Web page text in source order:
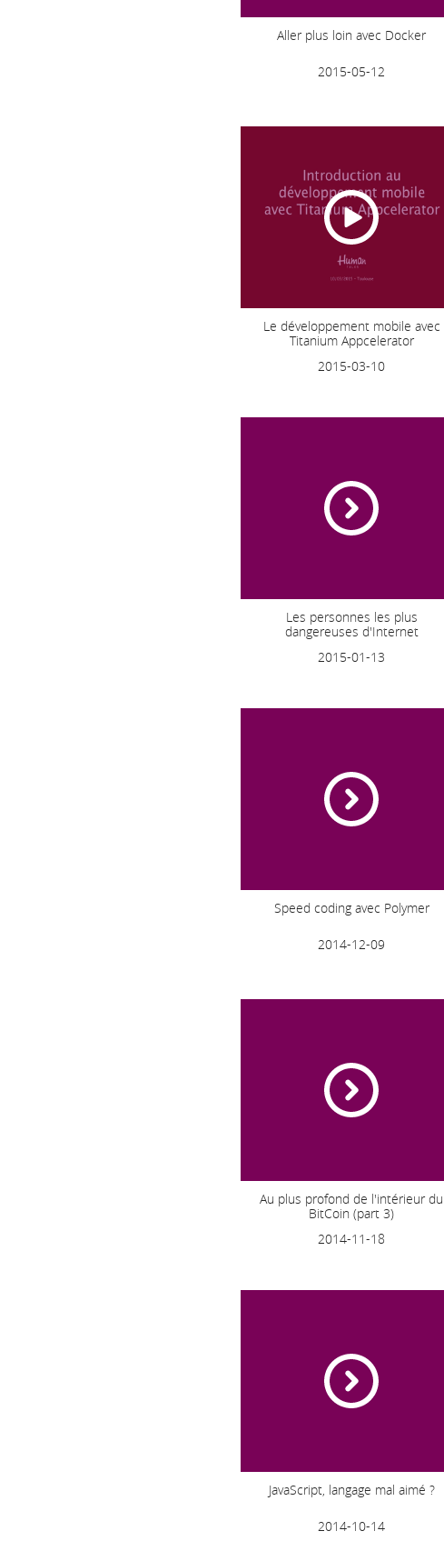
Aller plus loin avec Docker
2015-05-12
Le développement mobile avec
Titanium Appcelerator
2015-03-10
Les personnes les plus
dangereuses d'Internet
2015-01-13
Speed coding avec Polymer
2014-12-09
Au plus profond de l'intérieur du
BitCoin (part 3)
2014-11-18
JavaScript, langage mal aimé ?
2014-10-14